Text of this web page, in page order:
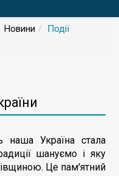
Новини
Події
Україна стала
шануємо і яку
Це пам'ятний